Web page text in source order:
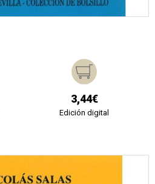
3,44€
Edición digital